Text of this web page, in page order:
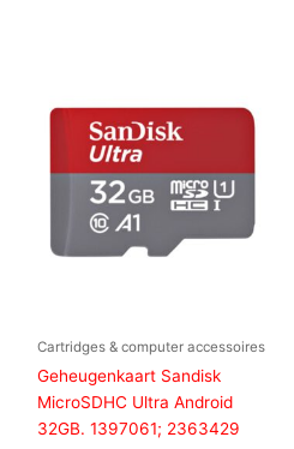
Cartridges & computer accessoires
Geheugenkaart Sandisk
MicroSDHC Ultra Android
32GB. 1397061; 2363429